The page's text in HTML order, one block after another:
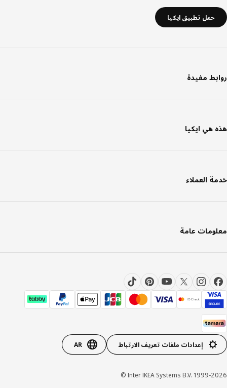
حمل تطبيق ايكيا
مفيدة
هي ايكيا
العملاء
عامة
إعدادات ملفات تعريف الارتباط AR
Inter IKEA Systems B.V. 1999-